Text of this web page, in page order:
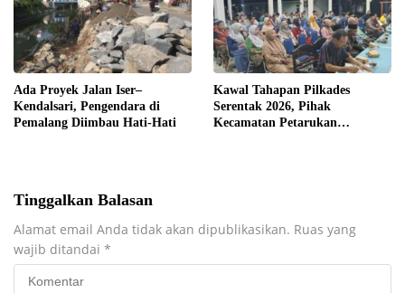
Ada Proyek Jalan Iser–
Kendalsari, Pengendara di
Pemalang Diimbau Hati-Hati
Kawal Tahapan Pilkades
Serentak 2026, Pihak
Kecamatan Petarukan
Tinggalkan Balasan
Alamat email Anda tidak akan dipublikasikan. Ruas yang
wajib ditandai *